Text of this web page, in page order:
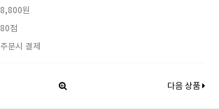
8,800원
80점
주문시 결제
다음 상품